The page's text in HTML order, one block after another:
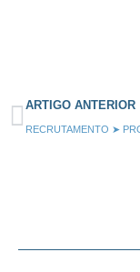
ARTIGO ANTERIOR